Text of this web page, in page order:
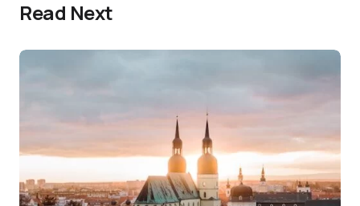
Read Next